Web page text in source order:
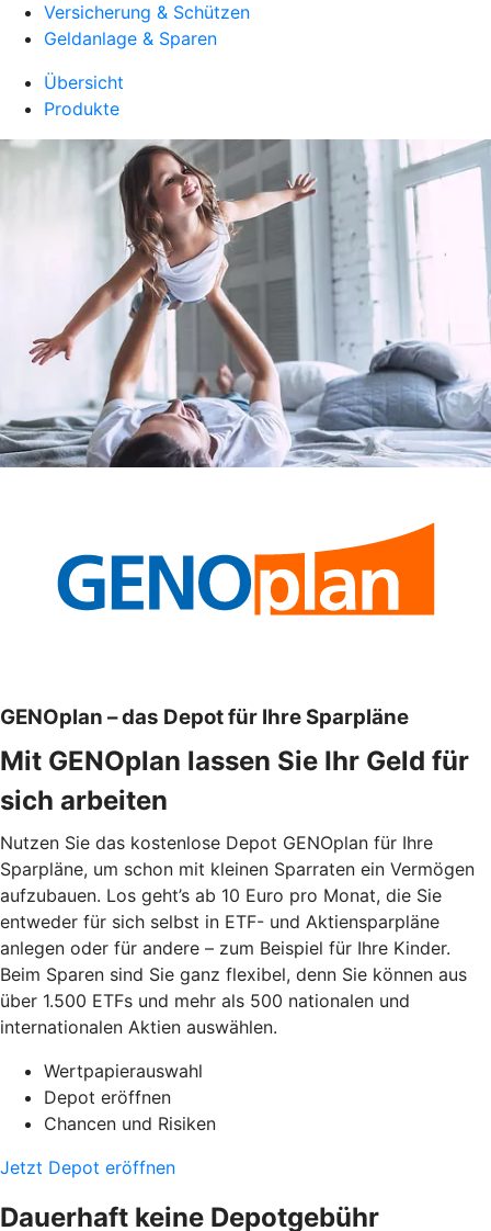
Versicherung & Schützen
Geldanlage & Sparen
Übersicht
Produkte
GENOplan – das Depot für Ihre Sparpläne
Mit GENOplan lassen Sie Ihr Geld für
sich arbeiten
Nutzen Sie das kostenlose Depot GENOplan für Ihre
Sparpläne, um schon mit kleinen Sparraten ein Vermögen
aufzubauen. Los geht’s ab 10 Euro pro Monat, die Sie
entweder für sich selbst in ETF- und Aktiensparpläne
anlegen oder für andere – zum Beispiel für Ihre Kinder.
Beim Sparen sind Sie ganz flexibel, denn Sie können aus
über 1.500 ETFs und mehr als 500 nationalen und
internationalen Aktien auswählen.
Wertpapierauswahl
Depot eröffnen
Chancen und Risiken
Jetzt Depot eröffnen
Dauerhaft keine Depotgebühr